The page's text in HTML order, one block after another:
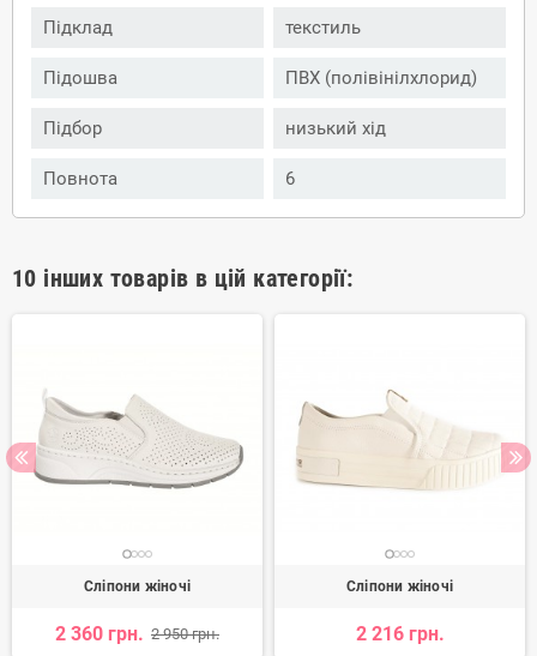
Підклад текстиль
Підошва ПВХ (полівінілхлорид)
Підбор низький хід
Повнота 6
10 інших товарів в цій категорії:
Сліпони жіночі
2 360 грн. 2 950 грн.
Сліпони жіночі
2 216 грн.